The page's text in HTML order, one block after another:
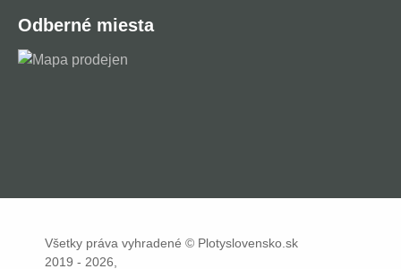
Odberné miesta
Všetky práva vyhradené © Plotyslovensko.sk
2019 - 2026,